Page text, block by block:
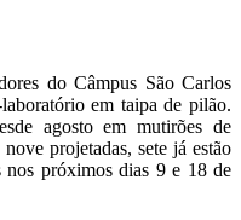
do Câmpus São Carlos
em taipa de pilão.
agosto em mutirões de
projetadas, sete já estão
nos próximos dias 9 e 18 de